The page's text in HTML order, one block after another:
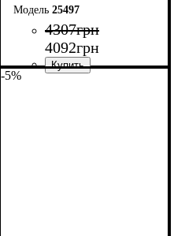
25497
4307грн
4092грн
-5%